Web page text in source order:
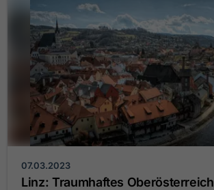
07.03.2023
Linz: Traumhaftes Oberösterreich